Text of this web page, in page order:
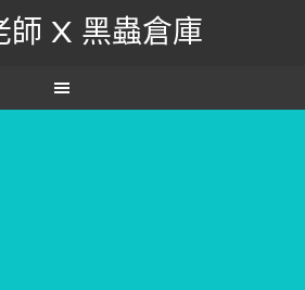
師 X 黑蟲倉庫